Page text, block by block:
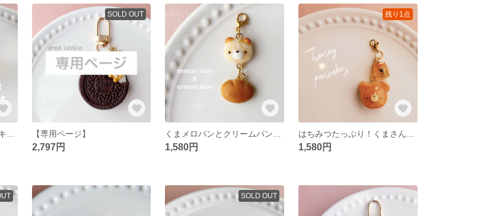
SOLD OUT
【専用ページ】
2,797円 1,580円
残り1点
1,580円
SOLD OUT